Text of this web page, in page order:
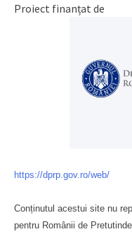
Proiect finanțat de
https://dprp.gov.ro/web/
Conținutul acestui site nu
pentru Românii de